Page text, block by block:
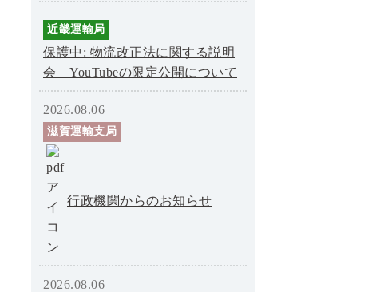
近畿運輸局
保護中: 物流改正法に関する説明
会 YouTubeの限定公開について
2026.08.06
滋賀運輸支局
行政機関からのお知らせ
2026.08.06